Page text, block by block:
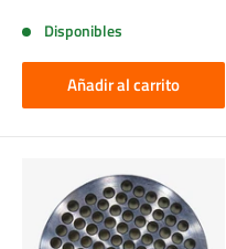
Disponibles
Añadir al carrito